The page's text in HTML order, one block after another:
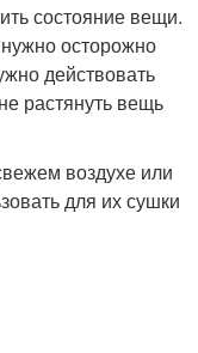
состояние вещи.
осторожно
действовать
растянуть вещь
воздухе или
для их сушки